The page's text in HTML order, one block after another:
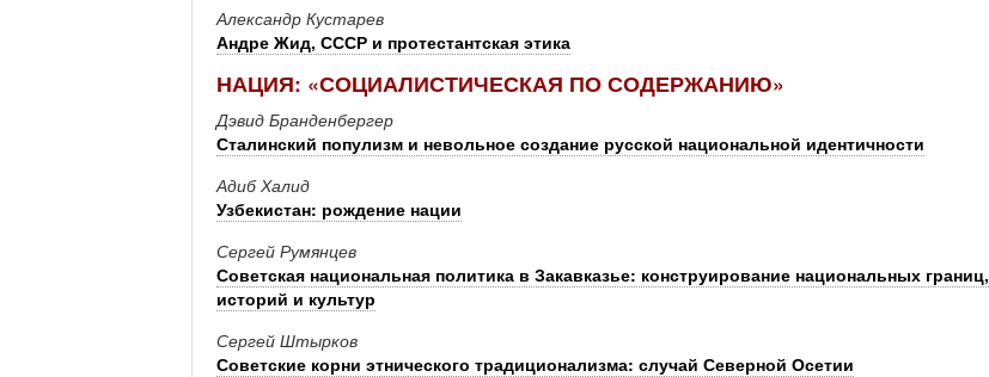
Александр Кустарев
Андре Жид, СССР и протестантская этика
НАЦИЯ: «СОЦИАЛИСТИЧЕСКАЯ ПО СОДЕРЖАНИЮ»
Дэвид Бранденбергер
Сталинский популизм и невольное создание русской национальной идентичности
Адиб Халид
Узбекистан: рождение нации
Сергей Румянцев
Советская национальная политика в Закавказье: конструирование национальных границ,
историй и культур
Сергей Штырков
Советские корни этнического традиционализма: случай Северной Осетии